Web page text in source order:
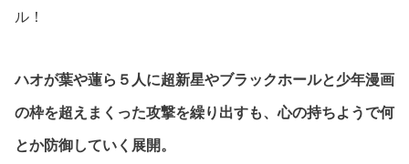
ル！
ハオが葉や蓮ら５人に超新星やブラックホールと少年漫画
の枠を超えまくった攻撃を繰り出すも、心の持ちようで何
とか防御していく展開。